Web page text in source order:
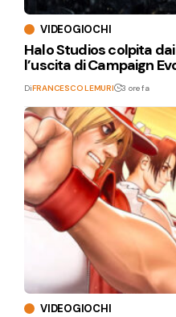
VIDEOGIOCHI
Halo Studios colpita
l’uscita di Campaign
DiFRANCESCO LEMURI 3 ore fa
VIDEOGIOCHI